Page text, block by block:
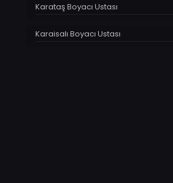
Karataş Boyacı Ustası
Karaisalı Boyacı Ustası